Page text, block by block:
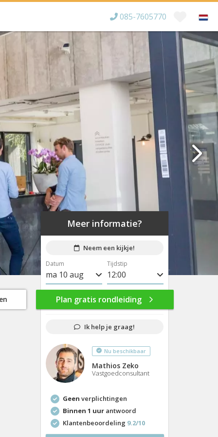
085-7605770
Bereikbaar tot
Meer informatie?
Neem een kijkje!
Datum
ma 10 aug
di 11 aug
wo 12 aug
do 13 aug
vr 14 aug
ma 17 aug
wo 19 aug
do 20 aug
Tijdstip
8:00
8:30
9:00
9:30
10:00
10:30
11:30
Plan gratis rondleiding
Ik help je graag!
Nu beschikbaar
Mathios Zeko
Vastgoedconsultant
Geen verplichtingen
Binnen 1 uurantwoord
Klantenbeoordeling 9.2/10